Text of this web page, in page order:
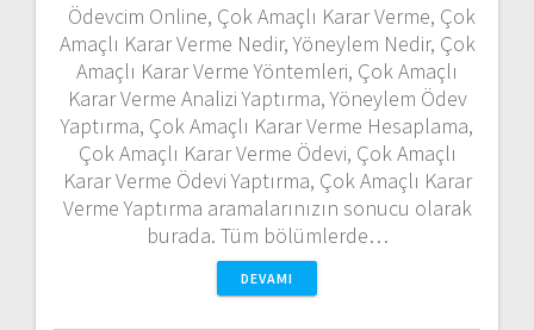
Ödevcim Online, Çok Amaçlı Karar Verme, Çok
Amaçlı Karar Verme Nedir, Yöneylem Nedir, Çok
Amaçlı Karar Verme Yöntemleri, Çok Amaçlı
Karar Verme Analizi Yaptırma, Yöneylem Ödev
Yaptırma, Çok Amaçlı Karar Verme Hesaplama,
Çok Amaçlı Karar Verme Ödevi, Çok Amaçlı
Karar Verme Ödevi Yaptırma, Çok Amaçlı Karar
Verme Yaptırma aramalarınızın sonucu olarak
burada. Tüm bölümlerde…
DEVAMI